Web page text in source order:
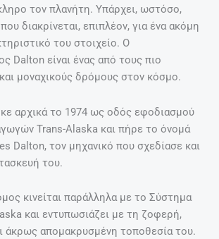
τον πλανήτη. Υπάρχει, ωστόσο,
διακρίνεται, επιπλέον, για ένα ακόμη
του στοιχείο. Ο
Dalton είναι ένας από τους πιο
μοναχικούς δρόμους στον κόσμο.
αρχικά το 1974 ως οδός εφοδιασμού
Trans-Alaska και πήρε το όνομά
Dalton, τον μηχανικό που σχεδίασε και
του.
κινείται παράλληλα με το Σύστημα
και εντυπωσιάζει με τη ζοφερή,
άκρως απομακρυσμένη τοποθεσία του.